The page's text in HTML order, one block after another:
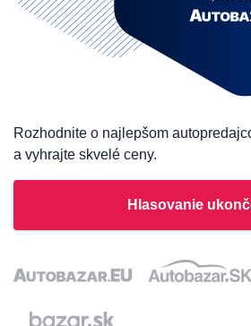
Rozhodnite o najlepšom
a vyhrajte skvelé ceny.
Hlasovanie